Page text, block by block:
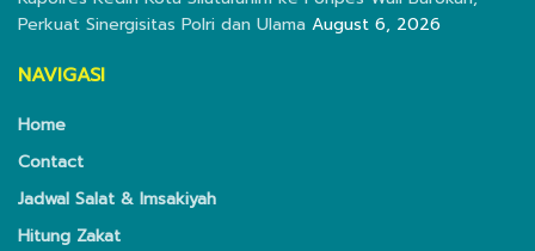
Perkuat Sinergisitas Polri dan Ulama August 6, 2026
NAVIGASI
Home
Contact
Jadwal Salat & Imsakiyah
Hitung Zakat